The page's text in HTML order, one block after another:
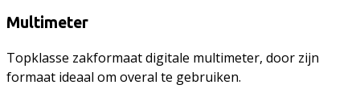
Multimeter
Topklasse zakformaat digitale multimeter, door zijn
formaat ideaal om overal te gebruiken.